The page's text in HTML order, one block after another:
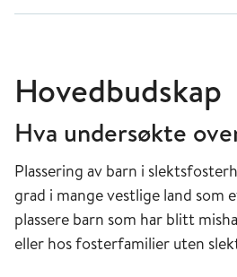
Hovedbudskap
Hva undersøkte
Plassering av barn i
grad i mange vestlige land som
plassere barn som har blitt
eller hos fosterfamilier uten